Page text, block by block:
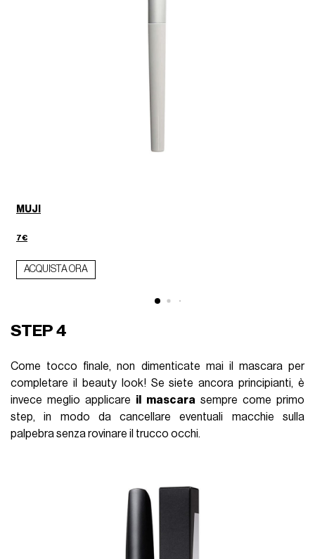
MUJI
7€
ACQUISTA ORA
STEP 4
Come tocco finale, non dimenticate mai il mascara per
completare il beauty look! Se siete ancora principianti, è
invece meglio applicare il mascara sempre come primo
step, in modo da cancellare eventuali macchie sulla
palpebra senza rovinare il trucco occhi.